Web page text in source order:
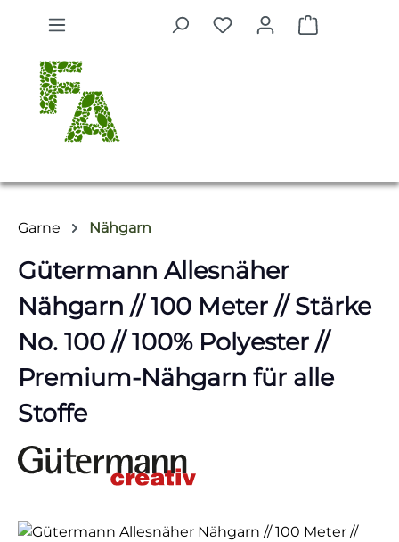
Zum Hauptinhalt springen
Garne Nähgarn
Gütermann Allesnäher
Nähgarn // 100 Meter // Stärke
No. 100 // 100% Polyester //
Premium-Nähgarn für alle
Stoffe
Bildergalerie überspringen